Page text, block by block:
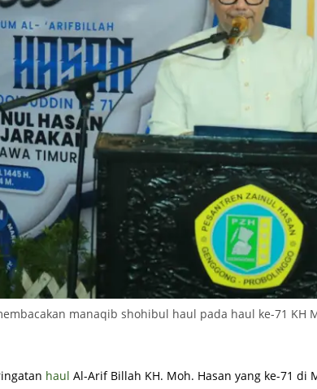
manaqib shohibul haul pada haul ke-71 KH
haul Al-Arif Billah KH. Moh. Hasan yang ke-71 di